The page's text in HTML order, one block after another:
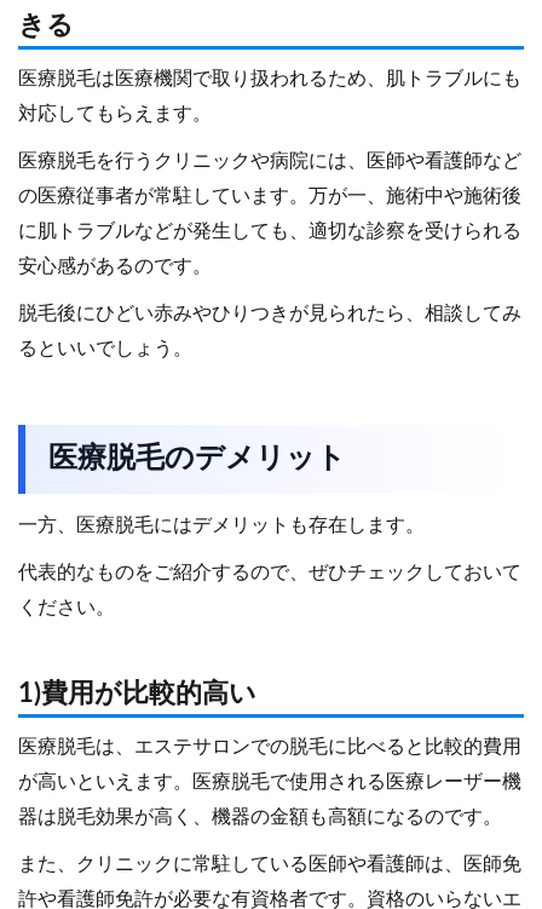
きる
医療脱毛は医療機関で取り扱われるため、肌トラブルにも
対応してもらえます。
医療脱毛を行うクリニックや病院には、医師や看護師など
の医療従事者が常駐しています。万が一、施術中や施術後
に肌トラブルなどが発生しても、適切な診察を受けられる
安心感があるのです。
脱毛後にひどい赤みやひりつきが見られたら、相談してみ
るといいでしょう。
医療脱毛のデメリット
一方、医療脱毛にはデメリットも存在します。
代表的なものをご紹介するので、ぜひチェックしておいて
ください。
1)費用が比較的高い
医療脱毛は、エステサロンでの脱毛に比べると比較的費用
が高いといえます。医療脱毛で使用される医療レーザー機
器は脱毛効果が高く、機器の金額も高額になるのです。
また、クリニックに常駐している医師や看護師は、医師免
許や看護師免許が必要な有資格者です。資格のいらないエ